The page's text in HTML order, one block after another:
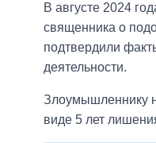
В августе 2024
священника о
подтвердили
деятельности.
Злоумышленнику
виде 5 лет